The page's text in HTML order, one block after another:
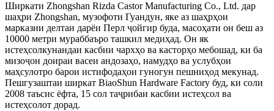
Ширкати Zhongshan Rizda Castor Manufacturing Co., Ltd. дар
шаҳри Zhongshan, музофоти Гуандун, яке аз шаҳрҳои
марказии делтаи дарёи Перл ҷойгир буда, масоҳати он беш аз
10000 метри мураббаъро ташкил медиҳад. Он як
истеҳсолкунандаи касбии чархҳо ва касторҳо мебошад, ки ба
мизоҷон доираи васеи андозаҳо, намудҳо ва услубҳои
маҳсулотро барои истифодаҳои гуногун пешниҳод мекунад.
Пешгузаштаи ширкат BiaoShun Hardware Factory буд, ки соли
2008 таъсис ёфта, 15 сол таҷрибаи касбии истеҳсол ва
истеҳсолот дорад.